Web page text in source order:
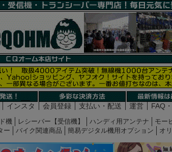
インスタ 会員登録 支払い・配送 運営 FAQ
機 レシーバー【受信機】 ハンディ用アンテナ モー
ー バイク関連商品 簡易デジタル機用オプション オ